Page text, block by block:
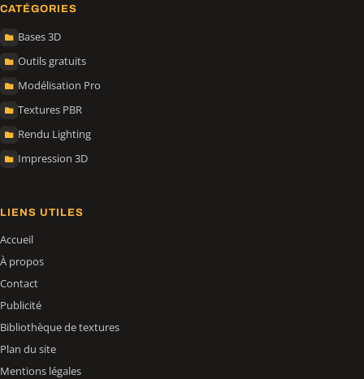
CATÉGORIES
Bases 3D
Outils gratuits
Modélisation Pro
Textures PBR
Rendu Lighting
Impression 3D
LIENS UTILES
Accueil
À propos
Contact
Publicité
Bibliothèque de textures
Plan du site
Mentions légales